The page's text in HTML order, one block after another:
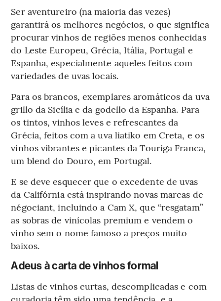
Ser aventureiro (na maioria das vezes)
garantirá os melhores negócios, o que significa
procurar vinhos de regiões menos conhecidas
do Leste Europeu, Grécia, Itália, Portugal e
Espanha, especialmente aqueles feitos com
variedades de uvas locais.
Para os brancos, exemplares aromáticos da uva
grillo da Sicília e da godello da Espanha. Para
os tintos, vinhos leves e refrescantes da
Grécia, feitos com a uva liatiko em Creta, e os
vinhos vibrantes e picantes da Touriga Franca,
um blend do Douro, em Portugal.
E se deve esquecer que o excedente de uvas
da Califórnia está inspirando novas marcas de
négociant, incluindo a Cam X, que “resgatam”
as sobras de vinícolas premium e vendem o
vinho sem o nome famoso a preços muito
baixos.
Adeus à carta de vinhos formal
Listas de vinhos curtas, descomplicadas e com